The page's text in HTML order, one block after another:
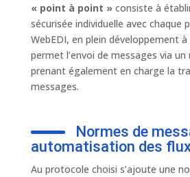
« point à point »consiste à
sécurisée individuelle avec chaque
WebEDI, en plein développement à
permet l’envoi de messages via un
prenant également en charge la
messages.
Normes de
automatisation des
Au protocole choisi s’ajoute une